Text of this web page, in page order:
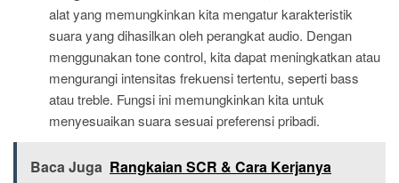
alat yang memungkinkan kita mengatur karakteristik
suara yang dihasilkan oleh perangkat audio. Dengan
menggunakan tone control, kita dapat meningkatkan atau
mengurangi intensitas frekuensi tertentu, seperti bass
atau treble. Fungsi ini memungkinkan kita untuk
menyesuaikan suara sesuai preferensi pribadi.
Baca Juga Rangkaian SCR & Cara Kerjanya